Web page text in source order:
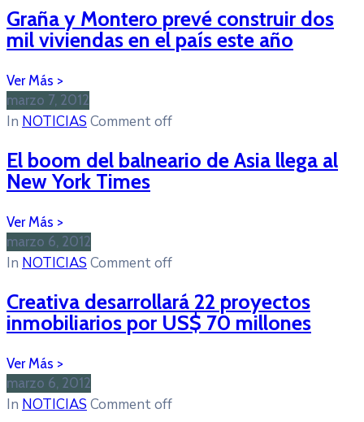
Graña y Montero prevé construir dos
mil viviendas en el país este año
marzo 7, 2012
In NOTICIAS Comment off
El boom del balneario de Asia llega al
New York Times
marzo 6, 2012
In NOTICIAS Comment off
Creativa desarrollará 22 proyectos
inmobiliarios por US$ 70 millones
marzo 6, 2012
In NOTICIAS Comment off